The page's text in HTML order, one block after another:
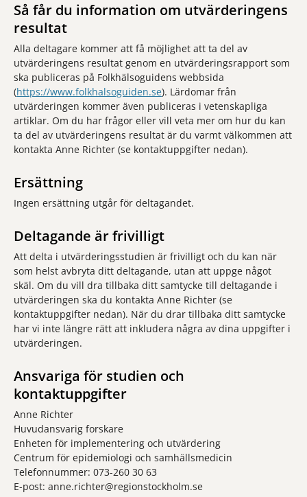
Så får du information om utvärderingens
resultat
Alla deltagare kommer att få möjlighet att ta del av
utvärderingens resultat genom en utvärderingsrapport som
ska publiceras på Folkhälsoguidens webbsida
(https://www.folkhalsoguiden.se). Lärdomar från
utvärderingen kommer även publiceras i vetenskapliga
artiklar. Om du har frågor eller vill veta mer om hur du kan
ta del av utvärderingens resultat är du varmt välkommen att
kontakta Anne Richter (se kontaktuppgifter nedan).
Ersättning
Ingen ersättning utgår för deltagandet.
Deltagande är frivilligt
Att delta i utvärderingsstudien är frivilligt och du kan när
som helst avbryta ditt deltagande, utan att uppge något
skäl. Om du vill dra tillbaka ditt samtycke till deltagande i
utvärderingen ska du kontakta Anne Richter (se
kontaktuppgifter nedan). När du drar tillbaka ditt samtycke
har vi inte längre rätt att inkludera några av dina uppgifter i
utvärderingen.
Ansvariga för studien och
kontaktuppgifter
Anne Richter
Huvudansvarig forskare
Enheten för implementering och utvärdering
Centrum för epidemiologi och samhällsmedicin
Telefonnummer: 073-260 30 63
E-post: anne.richter@regionstockholm.se